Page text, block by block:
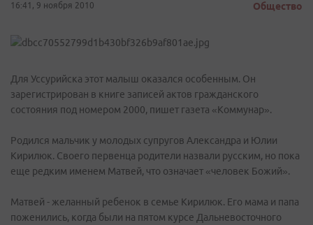
16:41, 9 ноября 2010 Общество
Для Уссурийска этот малыш оказался особенным. Он
зарегистрирован в книге записей актов гражданского
состояния под номером 2000, пишет газета «Коммунар».
Родился мальчик у молодых супругов Александра и Юлии
Кирилюк. Своего первенца родители назвали русским, но пока
еще редким именем Матвей, что означает «человек Божий».
Матвей - желанный ребенок в семье Кирилюк. Его мама и папа
поженились, когда были на пятом курсе Дальневосточного